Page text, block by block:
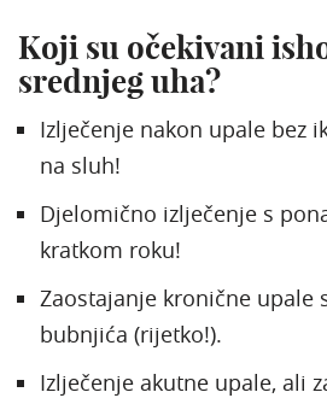
Koji su očekivani
srednjeg uha?
Izlječenje nakon upale bez
na sluh!
Djelomično izlječenje s
kratkom roku!
Zaostajanje kronične upale
bubnjića (rijetko!).
Izlječenje akutne upale, ali